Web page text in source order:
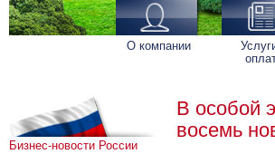
О компании
Бизнес-новости России
В особой
восемь